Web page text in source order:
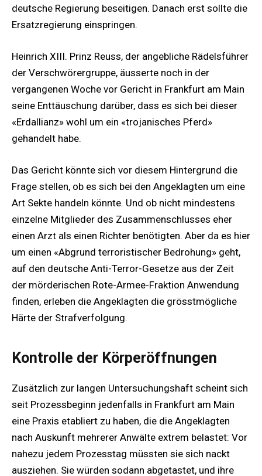
deutsche Regierung beseitigen. Danach erst sollte die
Ersatzregierung einspringen.
Heinrich XIII. Prinz Reuss, der angebliche Rädelsführer
der Verschwörergruppe, äusserte noch in der
vergangenen Woche vor Gericht in Frankfurt am Main
seine Enttäuschung darüber, dass es sich bei dieser
«Erdallianz» wohl um ein «trojanisches Pferd»
gehandelt habe.
Das Gericht könnte sich vor diesem Hintergrund die
Frage stellen, ob es sich bei den Angeklagten um eine
Art Sekte handeln könnte. Und ob nicht mindestens
einzelne Mitglieder des Zusammenschlusses eher
einen Arzt als einen Richter benötigten. Aber da es hier
um einen «Abgrund terroristischer Bedrohung» geht,
auf den deutsche Anti-Terror-Gesetze aus der Zeit
der mörderischen Rote-Armee-Fraktion Anwendung
finden, erleben die Angeklagten die grösstmögliche
Härte der Strafverfolgung.
Kontrolle der Körperöffnungen
Zusätzlich zur langen Untersuchungshaft scheint sich
seit Prozessbeginn jedenfalls in Frankfurt am Main
eine Praxis etabliert zu haben, die die Angeklagten
nach Auskunft mehrerer Anwälte extrem belastet: Vor
nahezu jedem Prozesstag müssten sie sich nackt
ausziehen. Sie würden sodann abgetastet, und ihre